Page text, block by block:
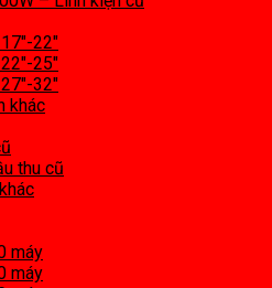
22″
25″
32″
khác
thu cũ
máy
máy